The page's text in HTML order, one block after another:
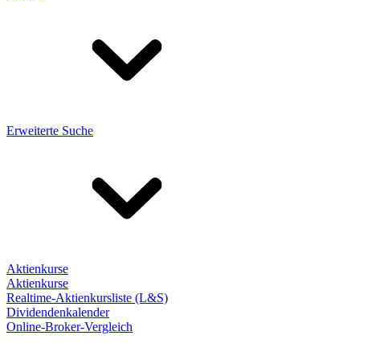
Erweiterte Suche
Aktienkurse
Aktienkurse
Realtime-Aktienkursliste (L&S)
Dividendenkalender
Online-Broker-Vergleich